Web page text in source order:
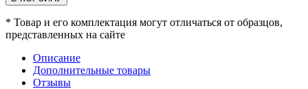
* Товар и его комплектация могут отличаться от образцов,
представленных на сайте
Описание
Дополнительные товары
Отзывы